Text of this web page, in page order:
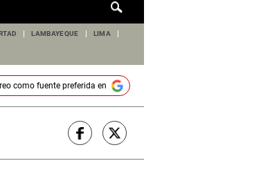
de
LAMBAYEQUE LIMA
como fuente preferida en